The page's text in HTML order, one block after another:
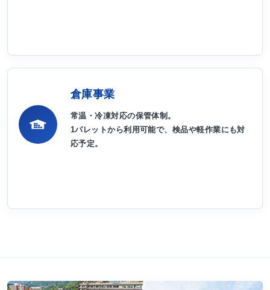
倉庫事業
常温・冷凍対応の保管体制。
1パレットから利用可能で、検品や軽作業にも対
応予定。